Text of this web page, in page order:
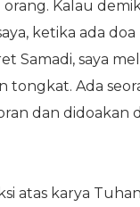
Kalau
ketika ada
Samadi, saya
tongkat. Ada
dan didoakan
atas karya